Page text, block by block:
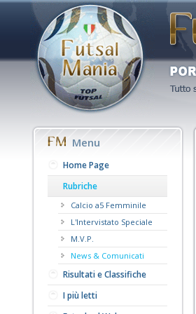
Menu
Home Page
Rubriche
Calcio a5 Femminile
L'Intervistato Speciale
M.V.P.
News & Comunicati
Risultati e Classifiche
I più letti